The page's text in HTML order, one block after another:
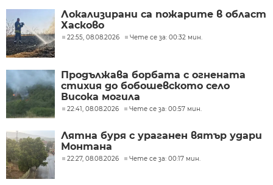
Локализирани са пожарите в област
Хасково
22:55, 08.08.2026 Чете се за: 00:32 мин.
Продължава борбата с огнената
стихия до бобошевското село
Висока могила
22:41, 08.08.2026 Чете се за: 00:57 мин.
Лятна буря с ураганен вятър удари
Монтана
22:27, 08.08.2026 Чете се за: 00:17 мин.